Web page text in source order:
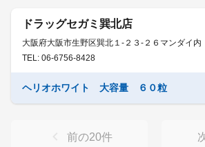
ドラッグセガミ巽北店
大阪府大阪市生野区巽北１-２３-２６マンダイ内
TEL: 06-6756-8428
ヘリオホワイト 大容量 ６０粒
前の20件